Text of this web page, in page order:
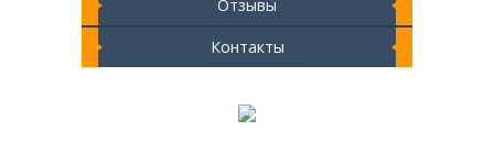
Отзывы
Контакты